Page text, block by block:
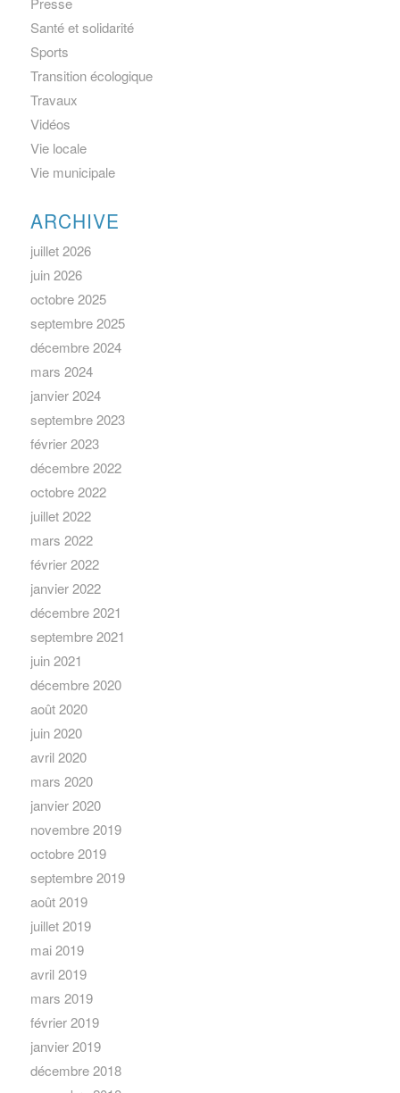
Santé et solidarité
Sports
Transition écologique
Travaux
Vidéos
Vie locale
Vie municipale
ARCHIVE
juillet 2026
juin 2026
octobre 2025
septembre 2025
décembre 2024
mars 2024
janvier 2024
septembre 2023
février 2023
décembre 2022
octobre 2022
juillet 2022
mars 2022
février 2022
janvier 2022
décembre 2021
septembre 2021
juin 2021
décembre 2020
août 2020
juin 2020
avril 2020
mars 2020
janvier 2020
novembre 2019
octobre 2019
septembre 2019
août 2019
juillet 2019
mai 2019
avril 2019
mars 2019
février 2019
janvier 2019
décembre 2018